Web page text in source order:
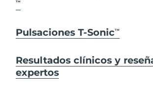
TM
Pulsaciones T-SonicTM
Resultados clínicos y
expertos